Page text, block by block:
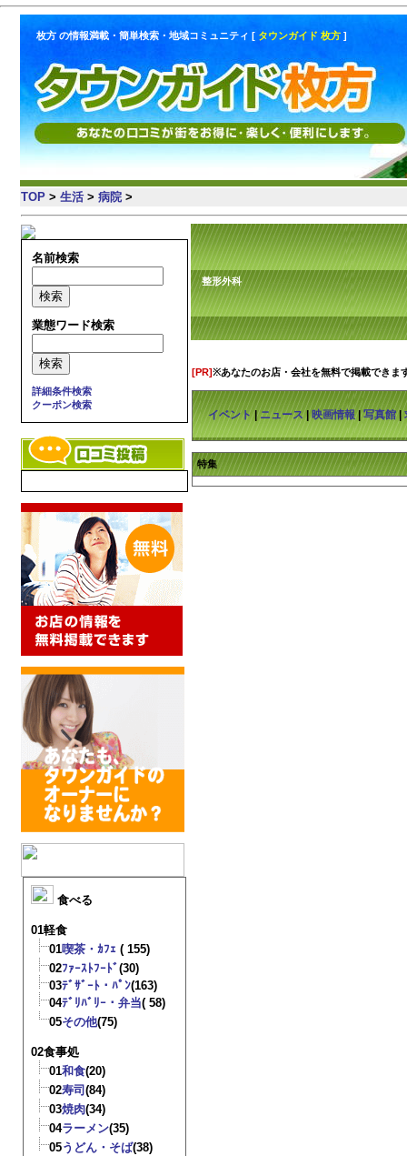
枚方 の情報満載・簡単検索・地域コミュニティ [ タウンガイド 枚方 ]
TOP > 生活 > 病院 >
名前検索
業態ワード検索
詳細条件検索
クーポン検索
食べる
01軽食
01喫茶・ｶﾌｪ ( 155)
02ﾌｧｰｽﾄﾌｰﾄﾞ(30)
03ﾃﾞｻﾞｰﾄ・ﾊﾟﾝ(163)
04ﾃﾞﾘﾊﾞﾘｰ・弁当( 58)
05その他(75)
02食事処
01和食(20)
02寿司(84)
03焼肉(34)
04ラーメン(35)
05うどん・そば(38)
整形外科
[PR]※あなたのお店・会社を無料で掲載できま
イベント|ニュース|映画情報|写真館|
特集